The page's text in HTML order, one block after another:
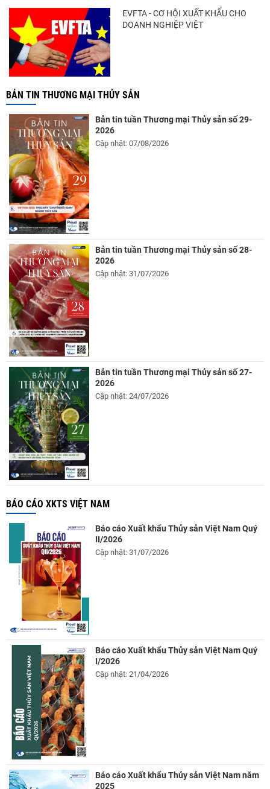
EVFTA - CƠ HỘI XUẤT KHẨU CHO
DOANH NGHIỆP VIỆT
BẢN TIN THƯƠNG MẠI THỦY SẢN
Bản tin tuần Thương mại Thủy sản số 29-
2026
Cập nhật: 07/08/2026
Bản tin tuần Thương mại Thủy sản số 28-
2026
Cập nhật: 31/07/2026
Bản tin tuần Thương mại Thủy sản số 27-
2026
Cập nhật: 24/07/2026
BÁO CÁO XKTS VIỆT NAM
Báo cáo Xuất khẩu Thủy sản Việt Nam Quý
II/2026
Cập nhật: 31/07/2026
Báo cáo Xuất khẩu Thủy sản Việt Nam Quý
I/2026
Cập nhật: 21/04/2026
Báo cáo Xuất khẩu Thủy sản Việt Nam năm
2025